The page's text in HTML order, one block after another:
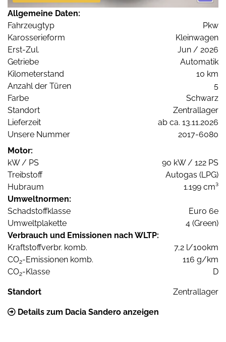
Allgemeine Daten:
Fahrzeugtyp
Pkw
Karosserieform
Kleinwagen
Erst-Zul.
Jun / 2026
Getriebe
Automatik
Kilometerstand
10 km
Anzahl der Türen
5
Farbe
Schwarz
Standort
Zentrallager
Lieferzeit
ab ca. 13.11.2026
Unsere Nummer
2017-6080
Motor:
kW / PS
90 kW / 122 PS
Treibstoff
Autogas (LPG)
Hubraum
1.199 cm³
Umweltnormen:
Schadstoffklasse
Euro 6e
Umweltplakette
4 (Green)
Verbrauch und Emissionen nach WLTP:
Kraftstoffverbr. komb.
7,2 l/100km
CO2-Emissionen komb.
116 g/km
CO2-Klasse D
Standort Zentrallager
Details zum Dacia Sandero anzeigen